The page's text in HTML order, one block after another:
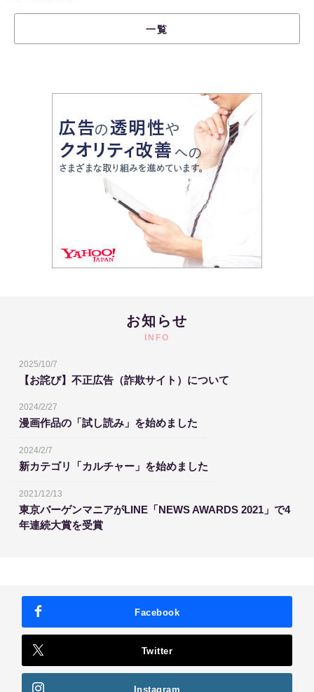
一覧
お知らせ
INFO
2025/10/7
【お詫び】不正広告（詐欺サイト）について
2024/2/27
漫画作品の「試し読み」を始めました
2024/2/7
新カテゴリ「カルチャー」を始めました
2021/12/13
東京バーゲンマニアがLINE「NEWS AWARDS 2021」で4
年連続大賞を受賞
Facebook
Twitter
Instagram